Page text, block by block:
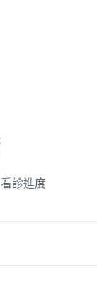
診進度